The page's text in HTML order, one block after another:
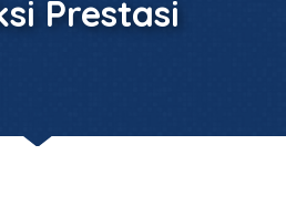
Prestasi